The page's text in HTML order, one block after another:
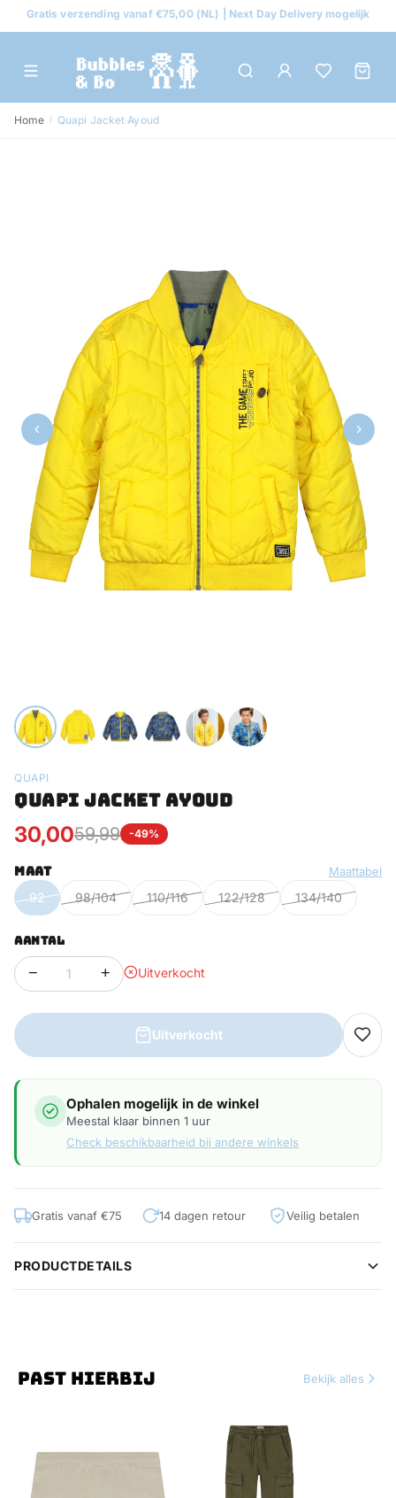
Gratis verzending vanaf €75,00 (NL) | Next Day Delivery mogelijk
Home / Quapi Jacket Ayoud
QUAPI
QUAPI JACKET AYOUD
30,0059,99 -49%
MAAT Maattabel
92 98/104 110/116 122/128 134/140
AANTAL
− + Uitverkocht
Uitverkocht
Ophalen mogelijk in de winkel
Meestal klaar binnen 1 uur
Check beschikbaarheid bij andere winkels
Gratis vanaf €75 14 dagen retour Veilig betalen
PRODUCTDETAILS
PAST HIERBIJ Bekijk alles